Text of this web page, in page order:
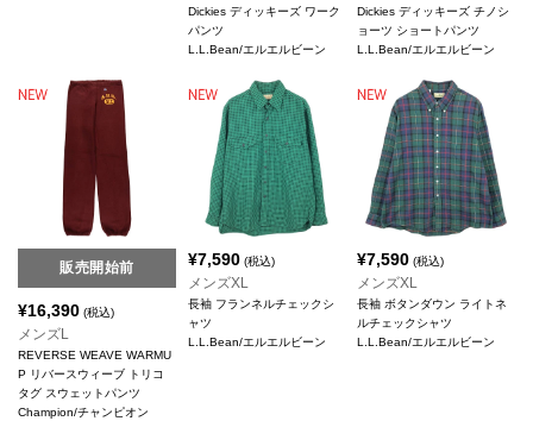
Dickies ディッキーズ ワーク
パンツ
L.L.Bean/エルエルビーン
Dickies ディッキーズ チノシ
ョーツ ショートパンツ
L.L.Bean/エルエルビーン
販売開始前
¥16,390 (税込)
メンズL
REVERSE WEAVE WARMU
P リバースウィーブ トリコ
タグ スウェットパンツ
Champion/チャンピオン
¥7,590(税込)
メンズXL
長袖 フランネルチェックシ
ャツ
L.L.Bean/エルエルビーン
¥7,590 (税込)
メンズXL
長袖 ボタンダウン ライトネ
ルチェックシャツ
L.L.Bean/エルエルビーン